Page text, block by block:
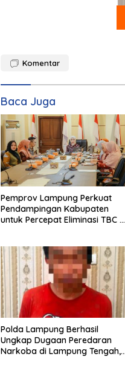
Komentar
Baca Juga
Pemprov Lampung Perkuat
Pendampingan Kabupaten
untuk Percepat Eliminasi TBC di
Polda Lampung Berhasil
Ungkap Dugaan Peredaran
Narkoba di Lampung Tengah,